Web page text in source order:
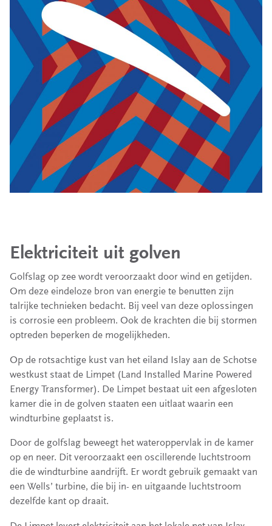
Elektriciteit uit golven
Golfslag op zee wordt veroorzaakt door wind en getijden.
Om deze eindeloze bron van energie te benutten zijn
talrijke technieken bedacht. Bij veel van deze oplossingen
is corrosie een probleem. Ook de krachten die bij stormen
optreden beperken de mogelijkheden.
Op de rotsachtige kust van het eiland Islay aan de Schotse
westkust staat de Limpet (Land Installed Marine Powered
Energy Transformer). De Limpet bestaat uit een afgesloten
kamer die in de golven staaten een uitlaat waarin een
windturbine geplaatst is.
Door de golfslag beweegt het wateroppervlak in de kamer
op en neer. Dit veroorzaakt een oscillerende luchtstroom
die de windturbine aandrijft. Er wordt gebruik gemaakt van
een Wells’ turbine, die bij in- en uitgaande luchtstroom
dezelfde kant op draait.